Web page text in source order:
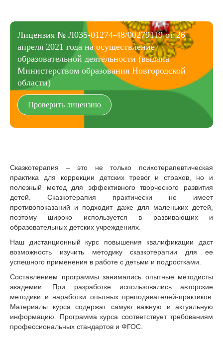
Лицензия № Л035-01274-48/00279119 от 26
апреля 2021 года на осуществление
образовательной деятельности (выдана
Министерством образования Новгородской
области)
Проверить лицензию
Сказкотерапия – это не только психотерапевтическая
практика для коррекции детских тревог и страхов, но и
полезный метод для эффективного творческого развития
детей. Сказкотерапия практически не имеет
противопоказаний и подходит даже для маленьких детей,
поэтому широко используется в развивающих и
образовательных детских учреждениях.
Наш дистанционный курс повышения квалификации даст
возможность изучить методику сказкотерапии для ее
успешного применения в работе с детьми и подростками.
Составлением программы занимались опытные методисты
академии. При разработке использовались авторские
методики и наработки опытных преподавателей-практиков.
Материалы курса содержат самую важную и актуальную
информацию. Программа курса соответствует требованиям
профессиональных стандартов и ФГОС.